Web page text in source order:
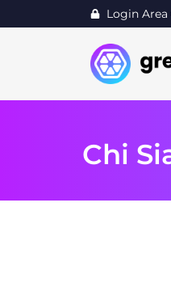
Login
Chi